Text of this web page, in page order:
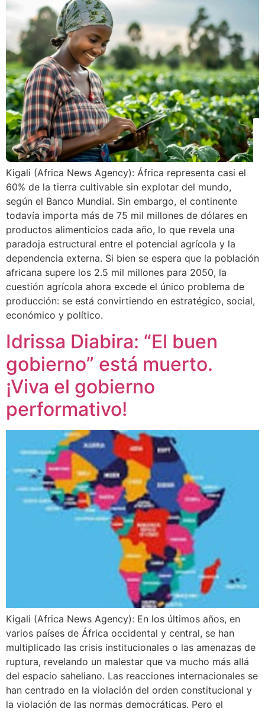
Kigali (Africa News Agency): África representa casi el
60% de la tierra cultivable sin explotar del mundo,
según el Banco Mundial. Sin embargo, el continente
todavía importa más de 75 mil millones de dólares en
productos alimenticios cada año, lo que revela una
paradoja estructural entre el potencial agrícola y la
dependencia externa. Si bien se espera que la población
africana supere los 2.5 mil millones para 2050, la
cuestión agrícola ahora excede el único problema de
producción: se está convirtiendo en estratégico, social,
económico y político.
Idrissa Diabira: “El buen
gobierno” está muerto.
¡Viva el gobierno
performativo!
Kigali (Africa News Agency): En los últimos años, en
varios países de África occidental y central, se han
multiplicado las crisis institucionales o las amenazas de
ruptura, revelando un malestar que va mucho más allá
del espacio saheliano. Las reacciones internacionales se
han centrado en la violación del orden constitucional y
la violación de las normas democráticas. Pero el